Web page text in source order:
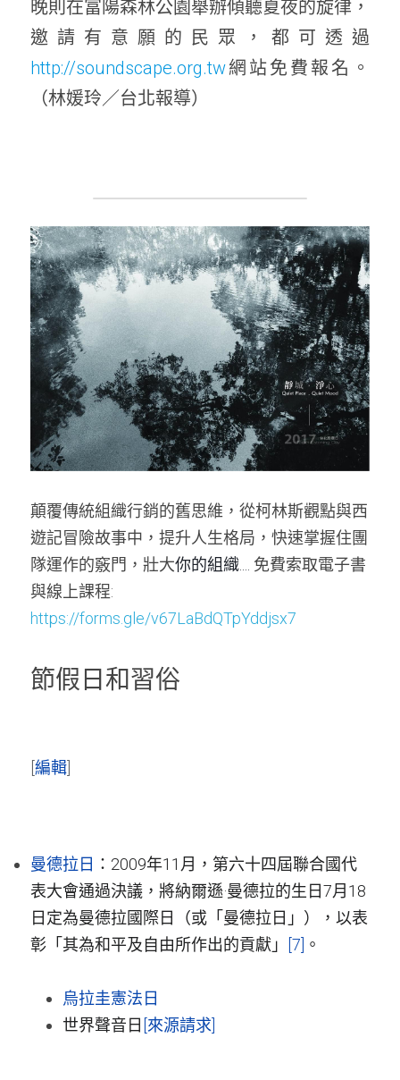
晚則在富陽森林公園舉辦傾聽夏夜的旋律，
邀請有意願的民眾，都可透過
http://soundscape.org.tw網站免費報名。
（林媛玲／台北報導）
顛覆傳統組織行銷的舊思維，從柯林斯觀點與西
遊記冒險故事中，提升人生格局，快速掌握住團
隊運作的竅門，壯大你的組織....
免費索取電子書
https://forms.gle/v67LaBdQTpYddjsx7
節假日和習俗
編輯
曼德拉日 ：2009年11月，第六十四屆聯合國代
表大會通過決議，將納爾遜·曼德拉的生日7月18
日定為曼德拉國際日（或「曼德拉日」），以表
彰「其為和平及自由所作出的貢獻」
[7] 。
烏拉圭憲法日
世界聲音日 [來源請求]